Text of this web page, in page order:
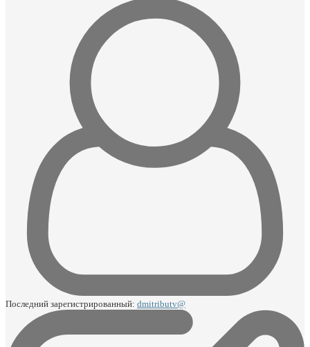
Последний зарегистрированный: dmitributv@